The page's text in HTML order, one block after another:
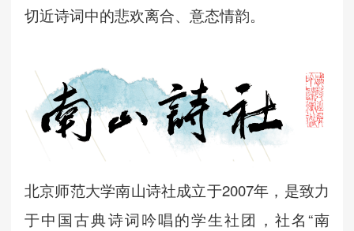
切近诗词中的悲欢离合、意态情韵。
北京师范大学南山诗社成立于2007年， 是致力
于中国古典诗词吟唱的学生社团 ， 社名“南